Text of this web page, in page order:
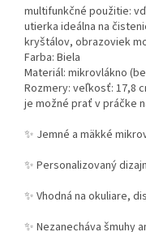
multifunkčné použitie:
utierka ideálna na
kryštálov, obrazoviek
Farba: Biela
Materiál: mikrovlákno
Rozmery: veľkosť: 17,8
je možné prať v práčke
✨ Jemné a mäkké
✨ Personalizovaný
✨ Vhodná na okuliare,
✨ Nezanecháva šmuhy